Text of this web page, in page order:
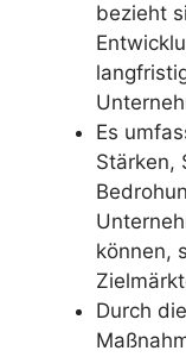
bezieht
Es
Stärken,
können,
Durch